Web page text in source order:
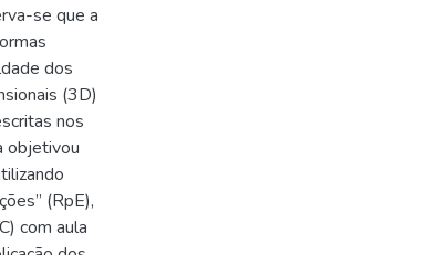
se que a
dos
(3D)
nos
objetivou
(RpE),
com aula